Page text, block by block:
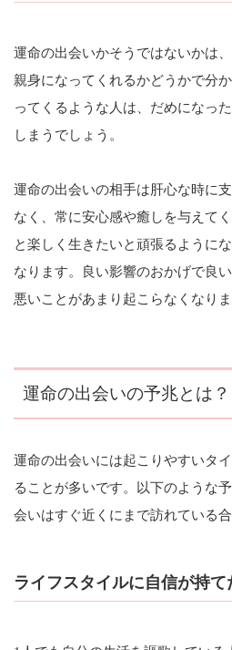
運命の出会いかそうではないかは
親身になってくれるかどうかで分
ってくるような人は、だめになっ
しまうでしょう。
運命の出会いの相手は肝心な時に
なく、常に安心感や癒しを与えて
と楽しく生きたいと頑張るように
なります。良い影響のおかげで良
悪いことがあまり起こらなくなりま
運命の出会いの予兆とは？
運命の出会いには起こりやすいタ
ることが多いです。以下のような
会いはすぐ近くにまで訪れている合
ライフスタイルに自信が持て